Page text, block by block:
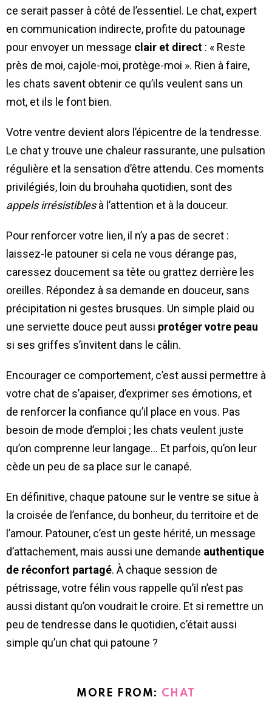
ce serait passer à côté de l’essentiel. Le chat, expert
en communication indirecte, profite du patounage
pour envoyer un message clair et direct : « Reste
près de moi, cajole-moi, protège-moi ». Rien à faire,
les chats savent obtenir ce qu’ils veulent sans un
mot, et ils le font bien.
Votre ventre devient alors l’épicentre de la tendresse.
Le chat y trouve une chaleur rassurante, une pulsation
régulière et la sensation d’être attendu. Ces moments
privilégiés, loin du brouhaha quotidien, sont des
appels irrésistiblesà l’attention et à la douceur.
Pour renforcer votre lien, il n’y a pas de secret :
laissez-le patouner si cela ne vous dérange pas,
caressez doucement sa tête ou grattez derrière les
oreilles. Répondez à sa demande en douceur, sans
précipitation ni gestes brusques. Un simple plaid ou
une serviette douce peut aussi protéger votre peau
si ses griffes s’invitent dans le câlin.
Encourager ce comportement, c’est aussi permettre à
votre chat de s’apaiser, d’exprimer ses émotions, et
de renforcer la confiance qu’il place en vous. Pas
besoin de mode d’emploi ; les chats veulent juste
qu’on comprenne leur langage… Et parfois, qu’on leur
cède un peu de sa place sur le canapé.
En définitive, chaque patoune sur le ventre se situe à
la croisée de l’enfance, du bonheur, du territoire et de
l’amour. Patouner, c’est un geste hérité, un message
d’attachement, mais aussi une demande authentique
de réconfort partagé. À chaque session de
pétrissage, votre félin vous rappelle qu’il n’est pas
aussi distant qu’on voudrait le croire. Et si remettre un
peu de tendresse dans le quotidien, c’était aussi
simple qu’un chat qui patoune ?
MORE FROM: CHAT